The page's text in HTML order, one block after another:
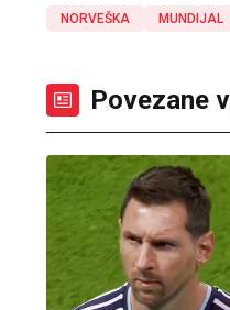
NORVEŠKA MUNDIJAL
Povezane